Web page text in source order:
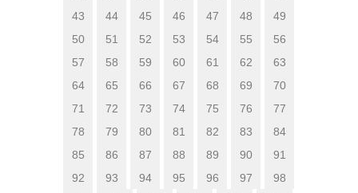
43
44 45 46 47 48
49
50
51 52 53 54 55
56
57
58 59 60 61 62
63
64
65 66 67 68 69
70
71
72 73 74 75 76
77
78
79 80 81 82 83
84
85
86 87 88 89 90
91
92
93 94 95 96 97
98